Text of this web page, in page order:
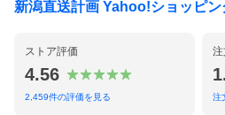
新潟直送計画 Yahoo!ショッピン
ストア評価
4.56
2,459件の評価を見る 注